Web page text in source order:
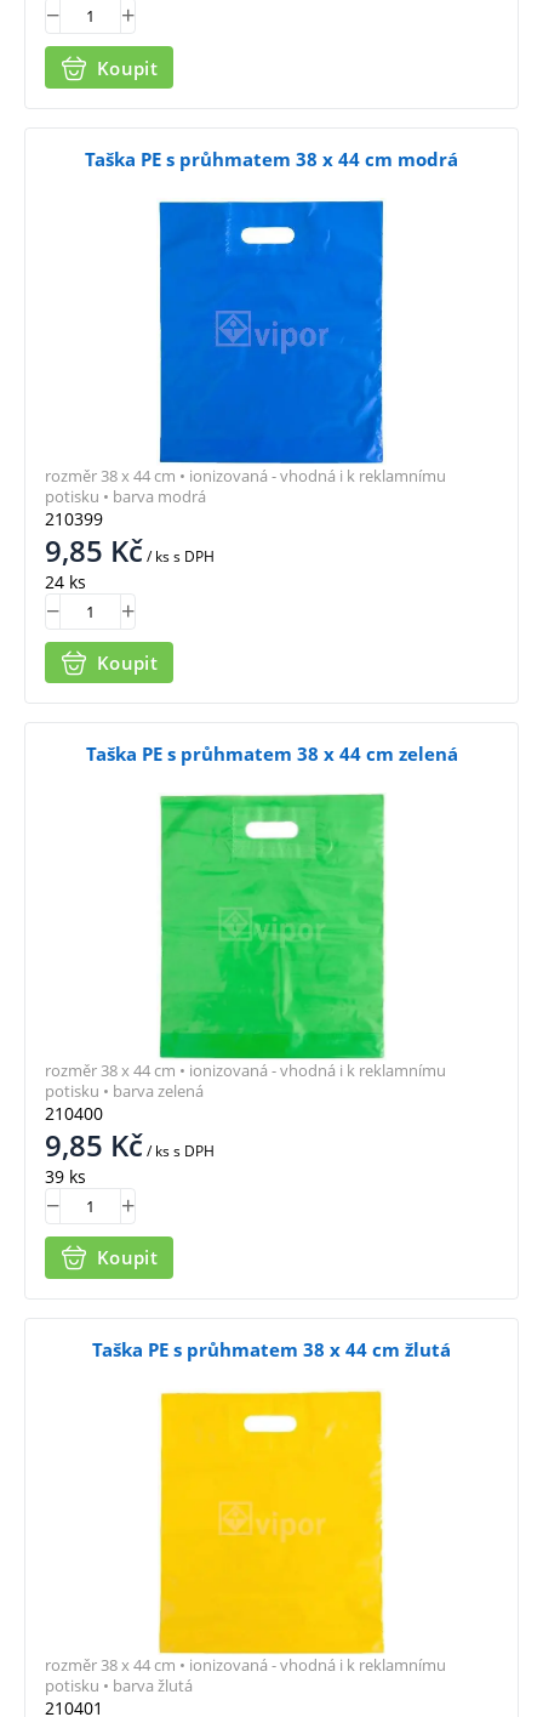
Koupit
Taška PE s průhmatem 38 x 44 cm modrá
210399
9,85 Kč/ kss DPH
24 ks
Koupit
rozměr 38 x 44 cm • ionizovaná - vhodná i k reklamnímu
potisku • barva modrá
Taška PE s průhmatem 38 x 44 cm zelená
210400
9,85 Kč/ kss DPH
39 ks
Koupit
rozměr 38 x 44 cm • ionizovaná - vhodná i k reklamnímu
potisku • barva zelená
Taška PE s průhmatem 38 x 44 cm žlutá
210401
rozměr 38 x 44 cm • ionizovaná - vhodná i k reklamnímu
potisku • barva žlutá